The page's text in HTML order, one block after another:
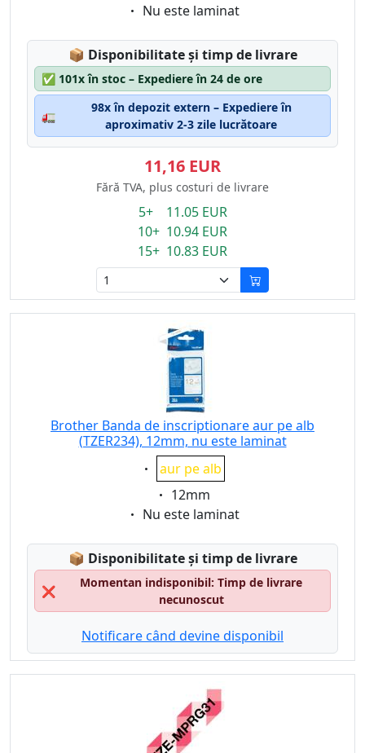
Eigenschaft:
Nu este laminat
📦 Lagerstatus:
Disponibilitate și timp de livrare
✅ 101x în stoc – Expediere în 24 de ore
🚛
98x în depozit extern – Expediere în
aproximativ 2-3 zile lucrătoare
11,16 EUR
Fără TVA, plus costuri de livrare
5+ 11.05 EUR
10+ 10.94 EUR
15+ 10.83 EUR
Brother Banda de inscriptionare aur pe alb
(TZER234), 12mm, nu este laminat
Eigenschaft:
aur pe alb
Eigenschaft:
12mm
Eigenschaft:
Nu este laminat
📦 Lagerstatus:
Disponibilitate și timp de livrare
❌
Momentan indisponibil: Timp de livrare
necunoscut
Notificare când devine disponibil